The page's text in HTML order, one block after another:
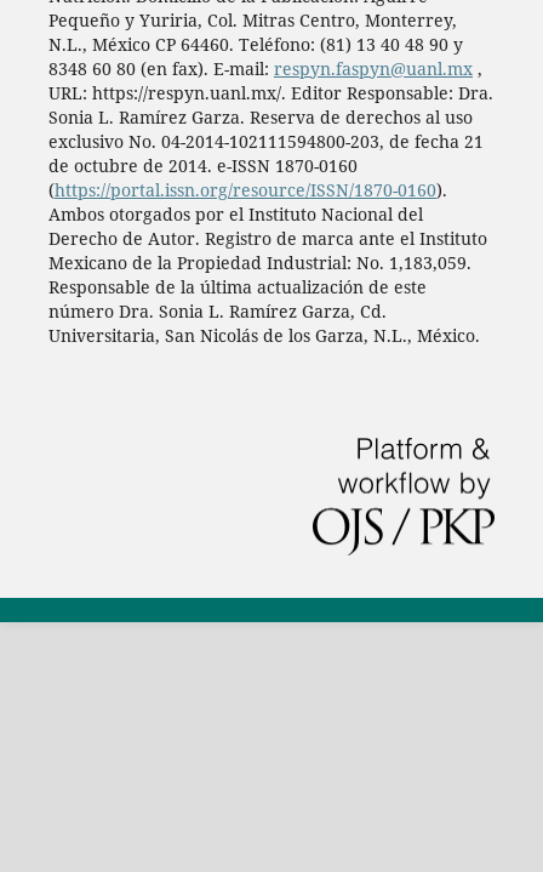
Pequeño y Yuriria, Col. Mitras Centro, Monterrey,
N.L., México CP 64460. Teléfono: (81) 13 40 48 90 y
8348 60 80 (en fax). E-mail: respyn.faspyn@uanl.mx,
URL: https://respyn.uanl.mx/. Editor Responsable: Dra.
Sonia L. Ramírez Garza. Reserva de derechos al uso
exclusivo No. 04-2014-102111594800-203, de fecha 21
de octubre de 2014. e-ISSN 1870-0160
(https://portal.issn.org/resource/ISSN/1870-0160).
Ambos otorgados por el Instituto Nacional del
Derecho de Autor. Registro de marca ante el Instituto
Mexicano de la Propiedad Industrial: No. 1,183,059.
Responsable de la última actualización de este
número Dra. Sonia L. Ramírez Garza, Cd.
Universitaria, San Nicolás de los Garza, N.L., México.